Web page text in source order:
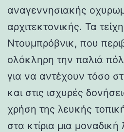
αναγεννησιακής
αρχιτεκτονικής. Τα
Ντουμπρόβνικ, που
ολόκληρη την παλιά
για να αντέχουν τόσο
και στις ισχυρές
χρήση της λευκής
στα κτίρια μια